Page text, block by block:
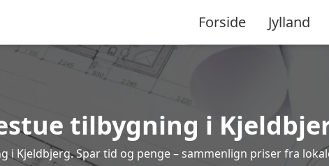
Forside Jylland
tilbygning i
i Kjeldbjerg. Spar tid og penge – sammenlign priser fra